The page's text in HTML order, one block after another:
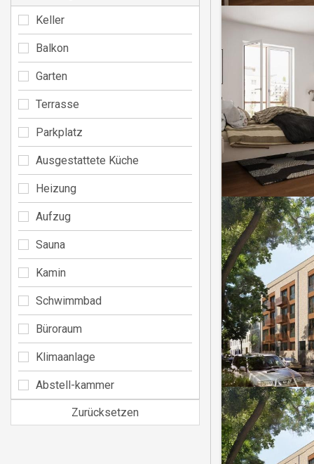
Keller
Balkon
Garten
Terrasse
Parkplatz
Ausgestattete Küche
Heizung
Aufzug
Sauna
Kamin
Schwimmbad
Büroraum
Klimaanlage
Abstell-kammer
Zurücksetzen